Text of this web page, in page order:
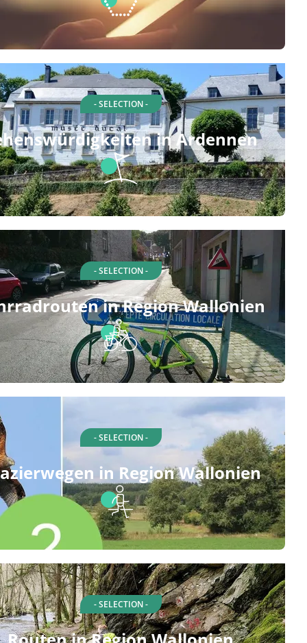
- SELECTION -
in Ardennen
- SELECTION -
in Region Wallonien
- SELECTION -
in Region Wallonien
- SELECTION -